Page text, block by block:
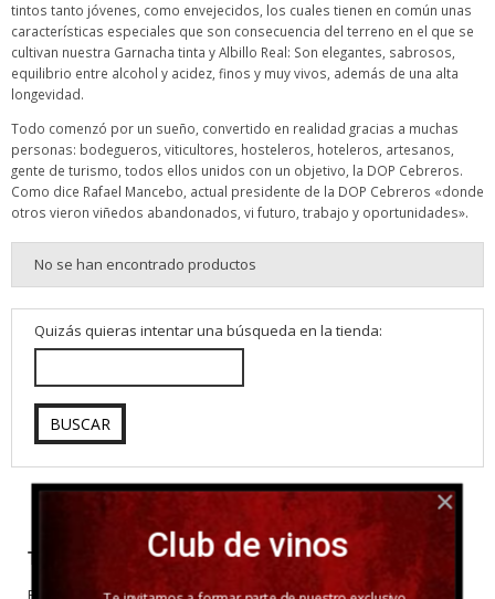
TU CARRITO (0)
El carrito de la compra está vacío
tintos tanto jóvenes, como envejecidos, los cuales tienen en común unas
características especiales que son consecuencia del terreno en el que se
cultivan nuestra Garnacha tinta y Albillo Real: Son elegantes, sabrosos,
equilibrio entre alcohol y acidez, finos y muy vivos, además de una alta
longevidad.
Todo comenzó por un sueño, convertido en realidad gracias a muchas
personas: bodegueros, viticultores, hosteleros, hoteleros, artesanos,
gente de turismo, todos ellos unidos con un objetivo, la DOP Cebreros.
Como dice Rafael Mancebo, actual presidente de la DOP Cebreros «donde
otros vieron viñedos abandonados, vi futuro, trabajo y oportunidades».
No se han encontrado productos
Quizás quieras intentar una búsqueda en la tienda:
Club de vinos